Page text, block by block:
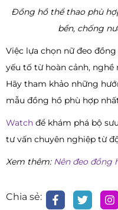
Đồng hồ thể thao phù
bền, chống
Việc lựa chọn nữ đeo
yếu tố từ hoàn cảnh, nghề
Hãy tham khảo những
mẫu đồng hồ phù hợp
Watch để khám phá bộ
tư vấn chuyên nghiệp từ
Xem thêm: Nên đeo đồng
Chia sẻ: